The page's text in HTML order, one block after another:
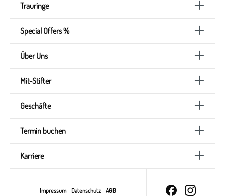
Trauringe
Special Offers %
Über Uns
Mit-Stifter
Geschäfte
Termin buchen
Karriere
Impressum Datenschutz AGB